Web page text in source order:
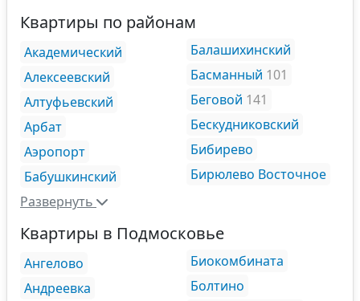
Квартиры по районам
Академический
Алексеевский
Алтуфьевский
Арбат
Аэропорт
Бабушкинский
Балашихинский
Басманный 101
Беговой 141
Бескудниковский
Бибирево
Бирюлево Восточное
Развернуть
Квартиры в Подмосковье
Ангелово
Андреевка
Биокомбината
Болтино